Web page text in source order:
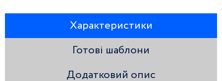
Характеристики
Готові шаблони
Додатковий опис